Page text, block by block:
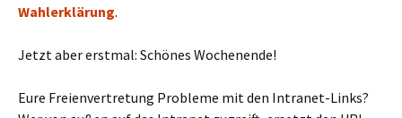
Wahlerklärung.
Jetzt aber erstmal: Schönes Wochenende!
Eure Freienvertretung Probleme mit den Intranet-Links?